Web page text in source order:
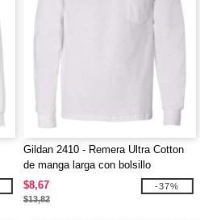
Gildan 2410 - Remera Ultra Cotton
de manga larga con bolsillo
$8,67
$13,82
-37%